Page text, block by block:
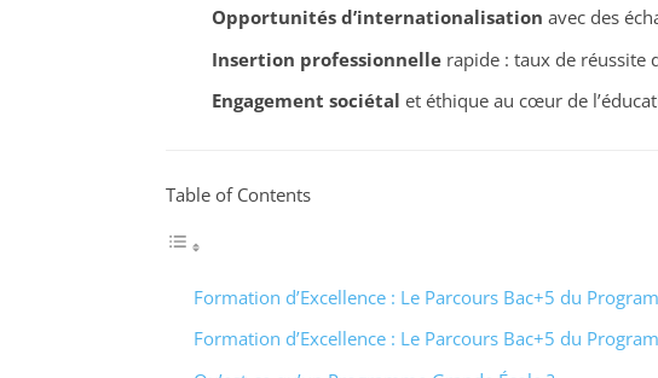
Opportunités d’internationalisation avec des
Insertion professionnellerapide : taux de réussite
Engagement sociétal et éthique au cœur de
Table of Contents
Formation d’Excellence : Le Parcours Bac+5 du
Formation d’Excellence : Le Parcours Bac+5 du